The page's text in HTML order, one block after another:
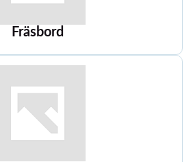
Fräsbord